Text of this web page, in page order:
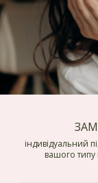
індивідуальний
вашого